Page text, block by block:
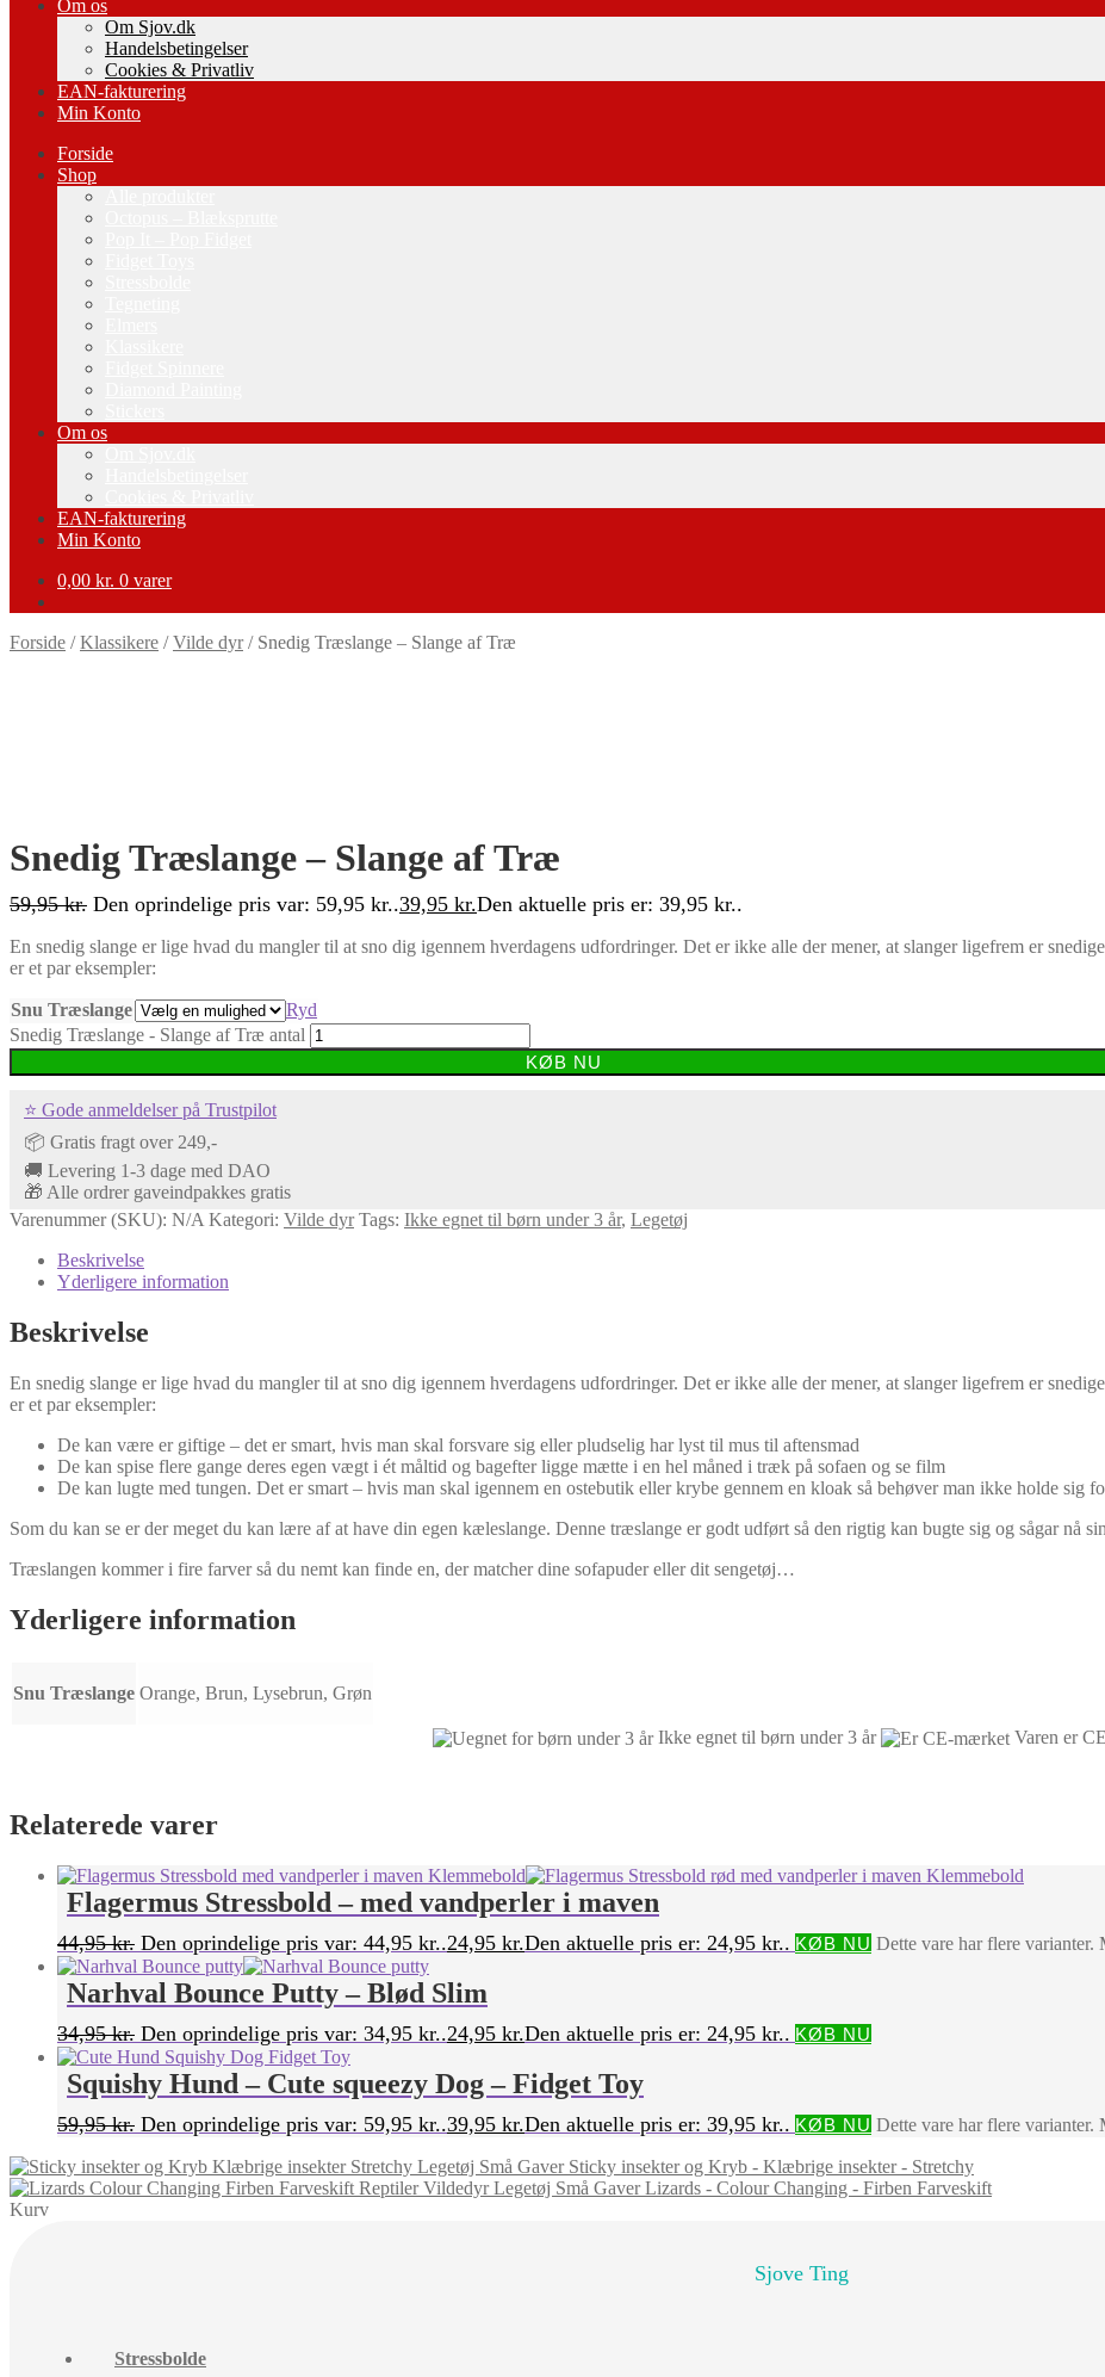
Om os
Om Sjov.dk
Handelsbetingelser
Cookies & Privatliv
EAN-fakturering
Min Konto
Forside
Shop
Om os
EAN-fakturering
Min Konto
0,00 kr. 0 varer
Forside /Klassikere /Vilde dyr/ Snedig Træslange – Slange af Træ
-33%
Snedig Træslange – Slange af Træ
59,95kr. Den oprindelige pris var: 59,95 kr..39,95 kr.Den aktuelle pris er: 39,95 kr..
En snedig slange er lige hvad du mangler til at sno dig igennem hverdagens udfordringer. Det er ikke alle der mener, at slanger ligefrem er
er et par eksempler:
Snu Træslange
Ryd
Snedig Træslange - Slange af Træ antal
KØB NU
⭐ Gode anmeldelser på Trustpilot
📦 Gratis fragt over 249,-
🚚 Levering 1-3 dage med DAO
🎁 Alle ordrer gaveindpakkes gratis
Varenummer (SKU): N/A Kategori: Vilde dyr Tags: Ikke egnet til børn under 3 år, Legetøj
Beskrivelse
Yderligere information
Beskrivelse
En snedig slange er lige hvad du mangler til at sno dig igennem hverdagens udfordringer. Det er ikke alle der mener, at slanger ligefrem er
er et par eksempler:
De kan være er giftige – det er smart, hvis man skal forsvare sig eller pludselig har lyst til mus til aftensmad
De kan spise flere gange deres egen vægt i ét måltid og bagefter ligge mætte i en hel måned i træk på sofaen og se film
De kan lugte med tungen. Det er smart – hvis man skal igennem en ostebutik eller krybe gennem en kloak så behøver man ikke holde sig
Som du kan se er der meget du kan lære af at have din egen kæleslange. Denne træslange er godt udført så den rigtig kan bugte sig og sågar nå
Træslangen kommer i fire farver så du nemt kan finde en, der matcher dine sofapuder eller dit sengetøj…
Yderligere information
Snu Træslange Orange, Brun, Lysebrun, Grøn
Ikke egnet til børn under 3 år Varen er
Relaterede varer
Flagermus Stressbold – med vandperler i maven
44,95kr. Den oprindelige pris var: 44,95 kr..24,95 kr.Den aktuelle pris er: 24,95 kr.. KØB NU Dette vare har flere varianter.
Narhval Bounce Putty – Blød Slim
34,95kr. Den oprindelige pris var: 34,95 kr..24,95 kr.Den aktuelle pris er: 24,95 kr.. KØB NU
Squishy Hund – Cute squeezy Dog – Fidget Toy
59,95kr. Den oprindelige pris var: 59,95 kr..39,95 kr.Den aktuelle pris er: 39,95 kr.. KØB NU Dette vare har flere varianter.
Sticky insekter og Kryb - Klæbrige insekter - Stretchy
Lizards - Colour Changing - Firben Farveskift
Kurv
Sjove Ting
Stressbolde